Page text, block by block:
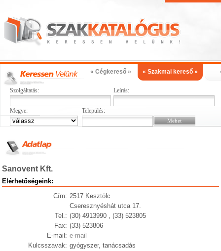
« Cégkereső » « Szakmai kereső »
Szolgáltatás: Leírás:
Megye: Település:
Sanovent Kft.
Elérhetőségeink:
Cím: 2517 Kesztölc
Cseresznyéshát utca 17.
Tel.: (30) 4913990 , (33) 523805
Fax: (33) 523806
E-mail: e-mail
Kulcsszavak: gyógyszer, tanácsadás